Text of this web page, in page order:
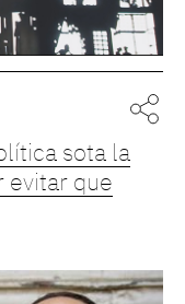
sota la
evitar que